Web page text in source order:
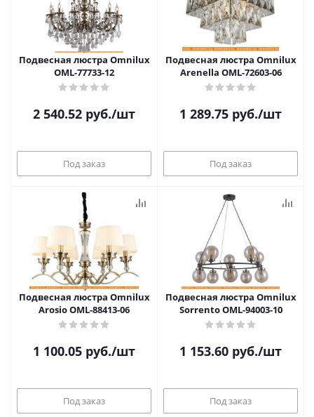
Подвесная люстра Omnilux
OML-77733-12
2 540.52 руб./шт
Под заказ
Подвесная люстра Omnilux
Arenella OML-72603-06
1 289.75 руб./шт
Под заказ
Подвесная люстра Omnilux
Arosio OML-88413-06
1 100.05 руб./шт
Под заказ
Подвесная люстра Omnilux
Sorrento OML-94003-10
1 153.60 руб./шт
Под заказ